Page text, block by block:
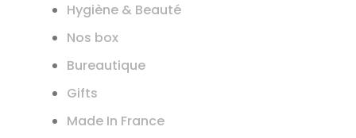
Hygiène & Beauté
Nos box
Bureautique
Gifts
Made In France